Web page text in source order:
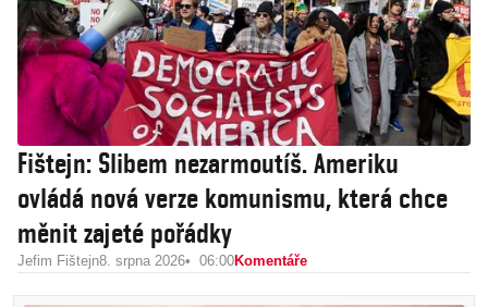
Fištejn: Slibem nezarmoutíš. Ameriku
ovládá nová verze komunismu, která chce
měnit zajeté pořádky
Jefim Fištejn8. srpna 2026 06:00Komentáře